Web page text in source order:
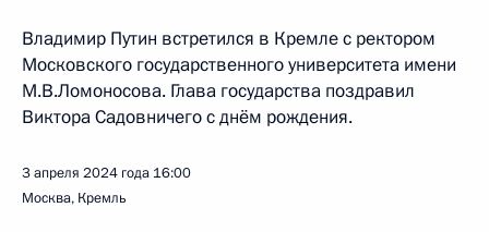
Владимир Путин встретился в Кремле с ректором
Московского государственного университета имени
М.В.Ломоносова. Глава государства поздравил
Виктора Садовничего с днём рождения.
3 апреля 2024 года 16:00
Москва, Кремль